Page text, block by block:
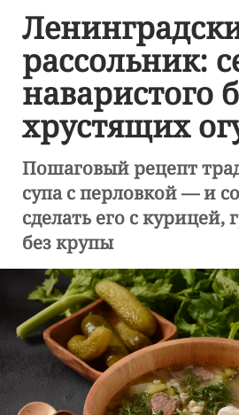
рассольник:
наваристого
хрустящих
Пошаговый рецепт
супа с перловкой — и
сделать его с
без крупы